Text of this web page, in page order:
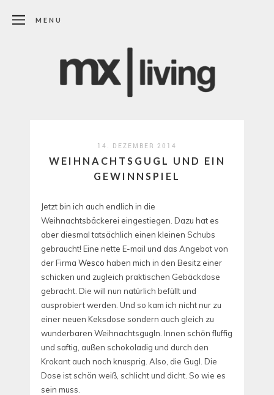
MENU
14. DEZEMBER 2014
WEIHNACHTSGUGL UND EIN
GEWINNSPIEL
Jetzt bin ich auch endlich in die
Weihnachtsbäckerei eingestiegen. Dazu hat es
aber diesmal tatsächlich einen kleinen Schubs
gebraucht! Eine nette E-mail und das Angebot von
der Firma Wesco haben mich in den Besitz einer
schicken und zugleich praktischen Gebäckdose
gebracht. Die will nun natürlich befüllt und
ausprobiert werden. Und so kam ich nicht nur zu
einer neuen Keksdose sondern auch gleich zu
wunderbaren Weihnachtsgugln. Innen schön fluffig
und saftig, außen schokoladig und durch den
Krokant auch noch knusprig. Also, die Gugl. Die
Dose ist schön weiß, schlicht und dicht. So wie es
sein muss.